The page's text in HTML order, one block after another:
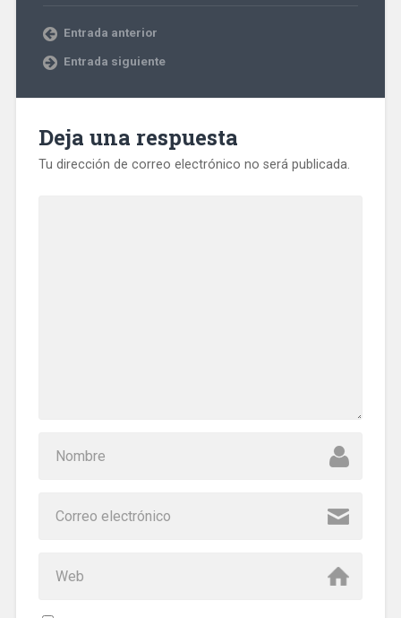
Entrada anterior
Entrada siguiente
Deja una respuesta
Tu dirección de correo electrónico no será publicada.